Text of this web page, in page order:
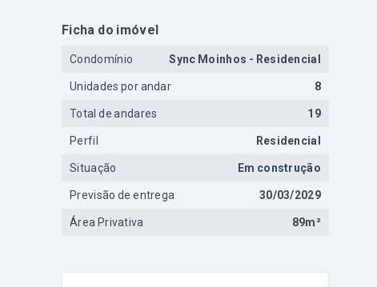
Ficha do imóvel
Condomínio Sync Moinhos - Residencial
Unidades por andar 8
Total de andares 19
Perfil Residencial
Situação Em construção
Previsão de entrega 30/03/2029
Área Privativa 89m²